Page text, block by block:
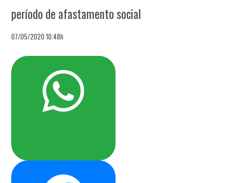
período de afastamento social
07/05/2020 10:48h